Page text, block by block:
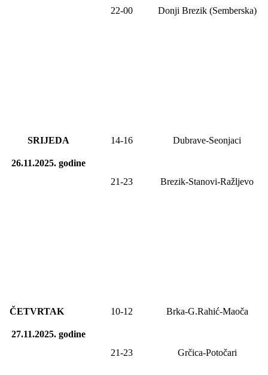
22-00 Donji Brezik (Semberska)
SRIJEDA
26.11.2025. godine
14-16 Dubrave-Seonjaci
21-23 Brezik-Stanovi-Ražljevo
ČETVRTAK
27.11.2025. godine
10-12 Brka-G.Rahić-Maoča
21-23 Grčica-Potočari